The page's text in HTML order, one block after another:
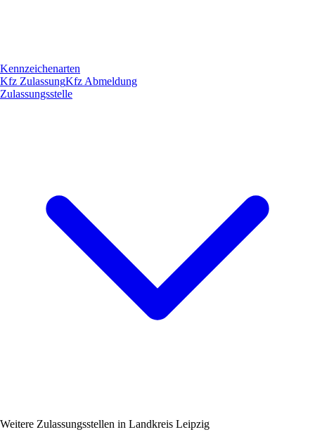
Kennzeichenarten
Kfz ZulassungKfz Abmeldung
Zulassungsstelle
Weitere Zulassungsstellen in Landkreis Leipzig